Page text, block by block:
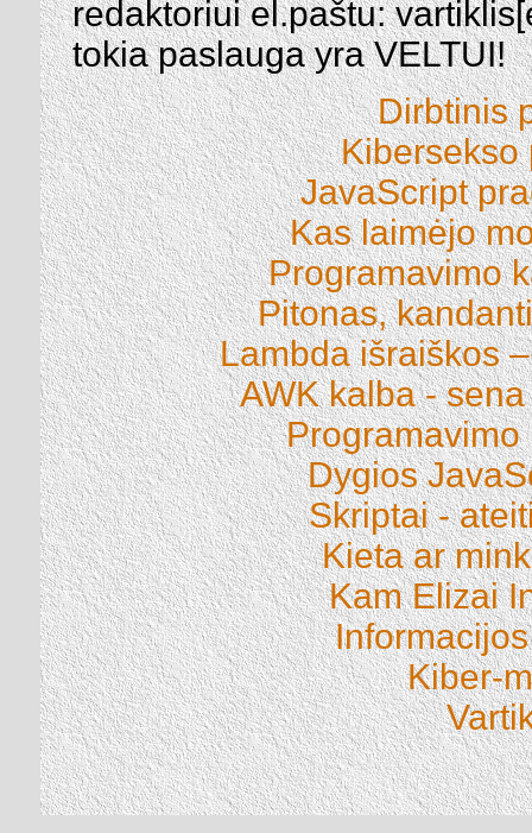
redaktoriui el.paštu:
tokia paslauga yra VELTUI!
Dirbtinis
Kibersekso
JavaScript
Kas laimėjo
Programavimo
Pitonas,
Lambda išraiškos
AWK kalba -
Dygios
Skriptai -
Kieta ar
Kam Elizai
Kiber-